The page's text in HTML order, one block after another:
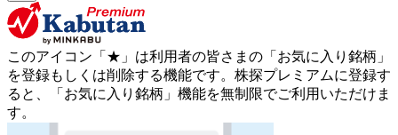
このアイコン 「★」 は利用者の皆さまの 「お気に入り銘柄」
を登録もしくは削除する機能です。 株探プレミアムに登録す
ると、「お気に入り銘柄」機能を無制限でご利用いただけま
す。